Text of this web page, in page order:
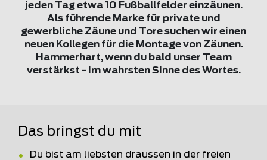
jeden Tag etwa 10 Fußballfelder einzäunen.
Als führende Marke für private und
gewerbliche Zäune und Tore suchen wir einen
neuen Kollegen für die Montage von Zäunen.
Hammerhart, wenn du bald unser Team
verstärkst - im wahrsten Sinne des Wortes.
Das bringst du mit
Du bist am liebsten draussen in der freien